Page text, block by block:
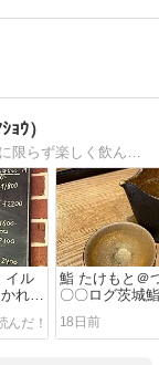
ｳ）
大体がラーメン食べ歩き記事です。ジャンルに限らず楽しく飲んで食べましょう！
イル
れん
鮨 たけもと＠
〇〇ログ茨城
ーワン」
18日前